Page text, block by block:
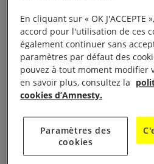
réalité de l’accueil en
rêche, semé d’embûches
veux une France terre
scande Amnesty
dernières élections
demandeurs d’asile durant le
leur demande. Bien souvent
difficiles, des refus qui
En cliquant sur « OK J'ACCEPTE
accord pour l'utilisation de ces
également continuer sans
paramètres par défaut des
pouvez à tout moment modifier
en savoir plus, consultez la
cookies d’Amnesty.
Paramètres des
cookies